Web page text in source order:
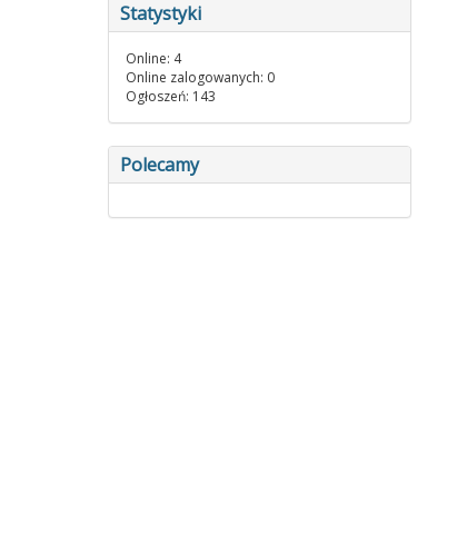
Statystyki
Online: 4
Online zalogowanych: 0
Ogłoszeń: 143
Polecamy